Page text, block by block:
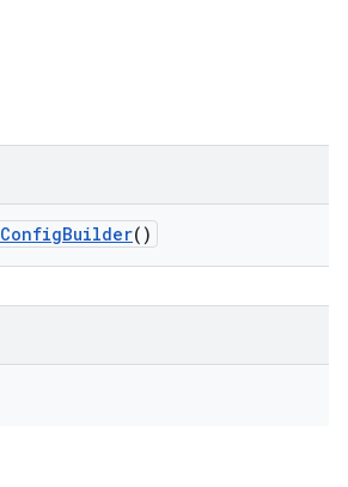
ConfigBuilder()